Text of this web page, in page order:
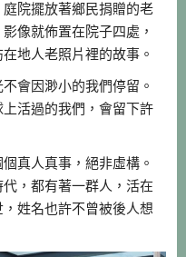
院擺放著鄉民捐贈的老
像就佈置在院子四處，
地人老照片裡的故事。
會因渺小的我們停留。
活過的我們，會留下許
真人真事，絕非虛構。
，都有著一群人，活在
姓名也許不曾被後人想